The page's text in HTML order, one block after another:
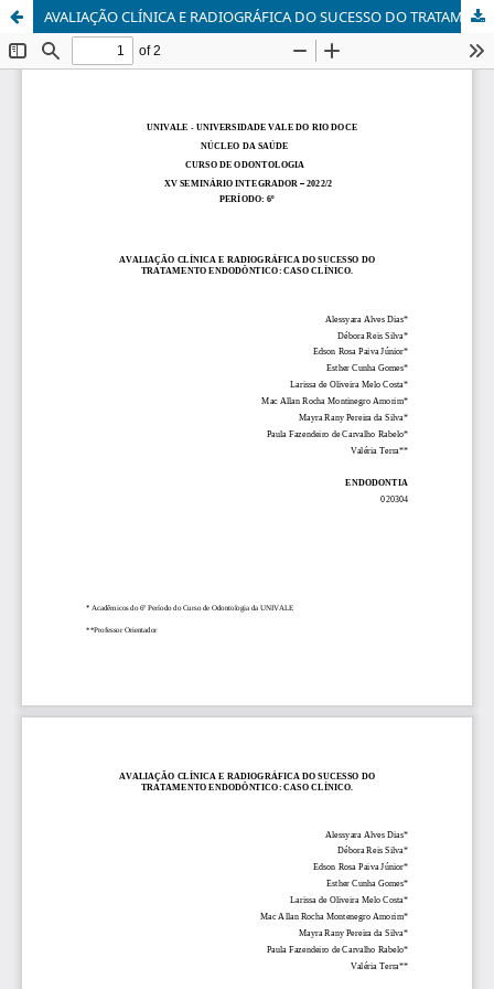
AVALIAÇÃO CLÍNICA E RADIOGRÁFICA DO SUCESSO DO TRATAMENTO ENDODÔNTICO